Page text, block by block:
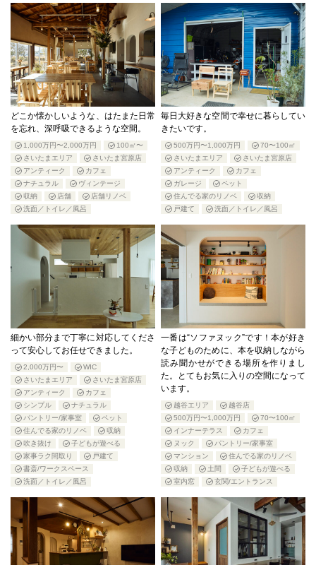
どこか懐かしいような、はたまた日常
を忘れ、深呼吸できるような空間。
1,000万円〜2,000万円
100㎡〜
さいたまエリア
さいたま宮原店
アンティーク
カフェ
ナチュラル
ヴィンテージ
収納
店舗
店舗リノベ
洗面／トイレ／風呂
毎日大好きな空間で幸せに暮らしてい
きたいです。
500万円〜1,000万円
70〜100㎡
さいたまエリア
さいたま宮原店
アンティーク
カフェ
ガレージ
ペット
住んでる家のリノベ
収納
戸建て
洗面／トイレ／風呂
細かい部分まで丁寧に対応してくださ
って安心してお任せできました。
2,000万円〜
WIC
さいたまエリア
さいたま宮原店
アンティーク
カフェ
シンプル
ナチュラル
パントリー/家事室
ペット
住んでる家のリノベ
収納
吹き抜け
子どもが遊べる
家事ラク間取り
戸建て
書斎/ワークスペース
洗面／トイレ／風呂
一番は“ソファヌック”です！本が好き
な子どものために、本を収納しながら
読み聞かせができる場所を作りまし
た。とてもお気に入りの空間になって
います。
越谷エリア
越谷店
500万円〜1,000万円
70〜100㎡
インナーテラス
カフェ
ヌック
パントリー/家事室
マンション
住んでる家のリノベ
収納
土間
子どもが遊べる
室内窓
玄関/エントランス